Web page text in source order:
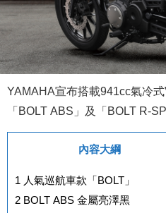
YAMAHA宣布搭載941cc氣冷
「BOLT ABS」及「BOLT R-
內容大綱
1
人氣巡航車款「BOLT」
2 BOLT ABS 金屬亮澤黑